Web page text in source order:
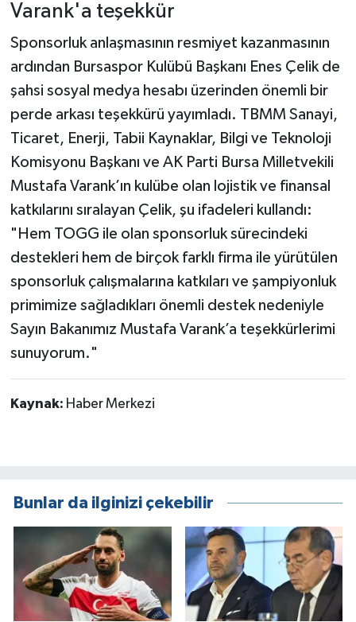
Varank'a teşekkür
Sponsorluk anlaşmasının resmiyet kazanmasının
ardından Bursaspor Kulübü Başkanı Enes Çelik de
şahsi sosyal medya hesabı üzerinden önemli bir
perde arkası teşekkürü yayımladı. TBMM Sanayi,
Ticaret, Enerji, Tabii Kaynaklar, Bilgi ve Teknoloji
Komisyonu Başkanı ve AK Parti Bursa Milletvekili
Mustafa Varank’ın kulübe olan lojistik ve finansal
katkılarını sıralayan Çelik, şu ifadeleri kullandı:
"Hem TOGG ile olan sponsorluk sürecindeki
destekleri hem de birçok farklı firma ile yürütülen
sponsorluk çalışmalarına katkıları ve şampiyonluk
primimize sağladıkları önemli destek nedeniyle
Sayın Bakanımız Mustafa Varank’a teşekkürlerimi
sunuyorum."
Kaynak: Haber Merkezi
Bunlar da ilginizi çekebilir